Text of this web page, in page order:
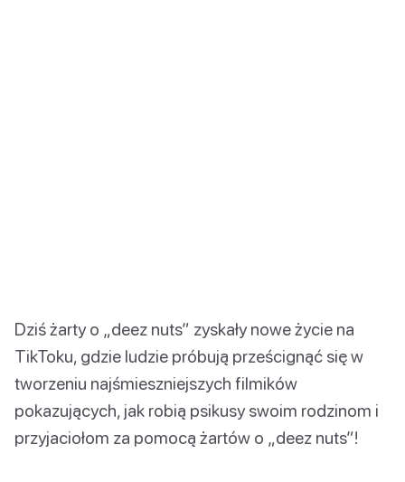
Dziś żarty o „deez nuts” zyskały nowe życie na
TikToku, gdzie ludzie próbują prześcignąć się w
tworzeniu najśmieszniejszych filmików
pokazujących, jak robią psikusy swoim rodzinom i
przyjaciołom za pomocą żartów o „deez nuts”!